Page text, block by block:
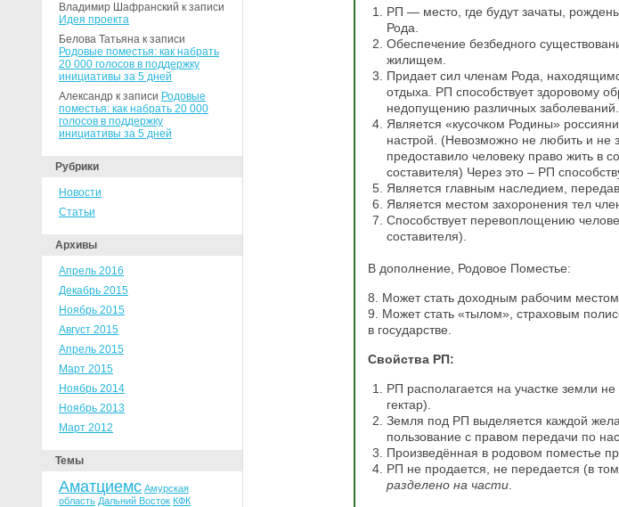
Владимир Шафранский к записи
Идея проекта
Белова Татьяна к записи
Родовые поместья: как набрать
20 000 голосов в поддержку
инициативы за 5 дней
Александр к записи Родовые
поместья: как набрать 20 000
голосов в поддержку
инициативы за 5 дней
Рубрики
Новости
Статьи
Архивы
Апрель 2016
Декабрь 2015
Ноябрь 2015
Август 2015
Апрель 2015
Март 2015
Ноябрь 2014
Ноябрь 2013
Март 2012
Темы
Аматциемс Амурская
область Дальний Восток КФК
РП — место, где будут зачаты,
Рода.
Обеспечение безбедного
жилищем.
Придает сил членам Рода,
отдыха. РП способствует здоровому
недопущению различных заболеваний.
Является «кусочком Родины»
настрой. (Невозможно не любить и не
предоставило человеку право жить в
составителя) Через это – РП
Является главным наследием,
Является местом захоронения тел
Способствует перевоплощению
составителя).
В дополнение, Родовое Поместье:
8. Может стать доходным рабочим
9. Может стать «тылом», страховым
в государстве.
Свойства РП:
РП располагается на участке земли
гектар).
Земля под РП выделяется каждой
пользование с правом передачи по
Произведённая в родовом поместье
РП не продается, не передается (в
разделено на части.